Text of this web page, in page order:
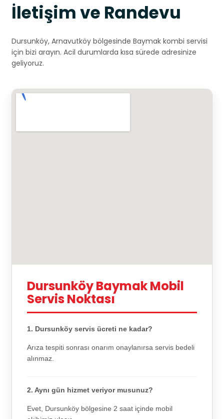
İletişim ve Randevu
Dursunköy, Arnavutköy bölgesinde Baymak kombi servisi
için bizi arayın. Acil durumlarda kısa sürede adresinize
geliyoruz.
Dursunköy Baymak Mobil
Servis Noktası
1. Dursunköy servis ücreti ne kadar?
Arıza tespiti sonrası onarım onaylanırsa servis bedeli
alınmaz.
2. Aynı gün hizmet veriyor musunuz?
Evet, Dursunköy bölgesine 2 saat içinde mobil